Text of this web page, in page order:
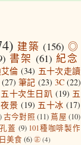
建築 (156) ◎
書架 (61) 紀念
倫 (34) 五十次走讀
(27) 筆記 (23) 3C (22)
五十次生日趴 (19) 五
夜景 (19) 五十冰 (17)
古今對照 (11) 蔦屋 (10)
蓋 (9) 101種咖啡製作
美食 (6) ㊣ (4)